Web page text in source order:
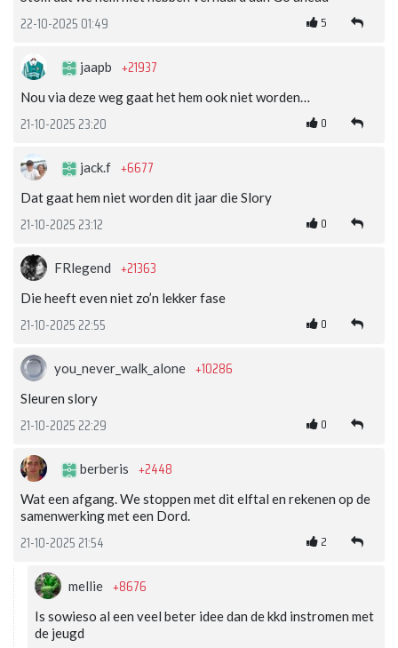
22-10-2025 01:49 5
jaapb +21937
Nou via deze weg gaat het hem ook niet worden…
21-10-2025 23:20 0
jack.f +6677
Dat gaat hem niet worden dit jaar die Slory
21-10-2025 23:12 0
FRlegend +21363
Die heeft even niet zo’n lekker fase
21-10-2025 22:55 0
you_never_walk_alone +10286
Sleuren slory
21-10-2025 22:29 0
berberis +2448
Wat een afgang. We stoppen met dit elftal en rekenen op de
samenwerking met een Dord.
21-10-2025 21:54 2
mellie +8676
Is sowieso al een veel beter idee dan de kkd instromen met
de jeugd